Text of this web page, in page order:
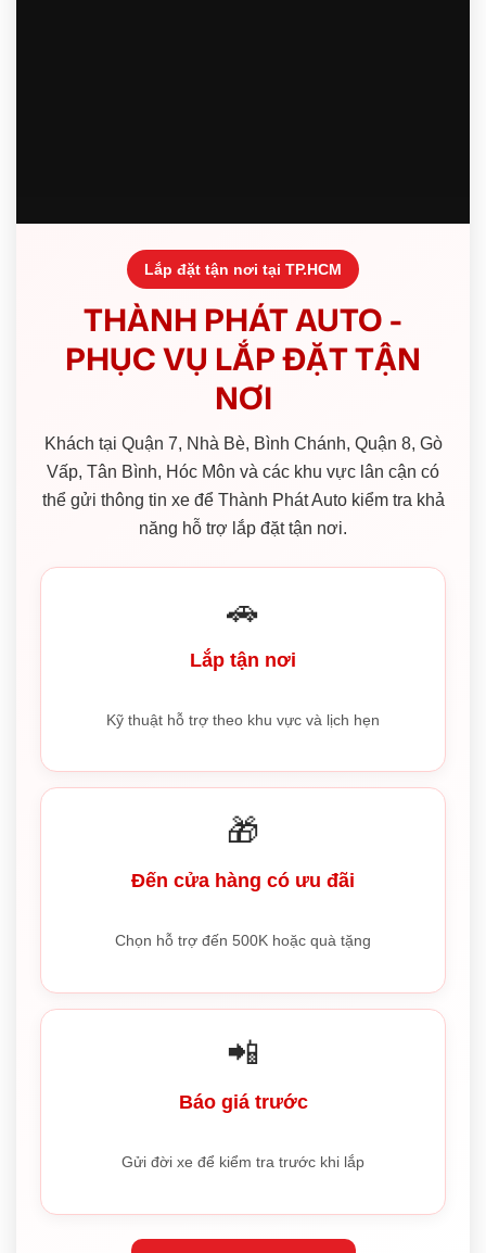
Lắp đặt tận nơi tại TP.HCM
THÀNH PHÁT AUTO -
PHỤC VỤ LẮP ĐẶT TẬN
NƠI
Khách tại Quận 7, Nhà Bè, Bình Chánh, Quận 8, Gò
Vấp, Tân Bình, Hóc Môn và các khu vực lân cận có
thể gửi thông tin xe để Thành Phát Auto kiểm tra khả
năng hỗ trợ lắp đặt tận nơi.
🚗
Lắp tận nơi
Kỹ thuật hỗ trợ theo khu vực và lịch hẹn
🎁
Đến cửa hàng có ưu đãi
Chọn hỗ trợ đến 500K hoặc quà tặng
📲
Báo giá trước
Gửi đời xe để kiểm tra trước khi lắp